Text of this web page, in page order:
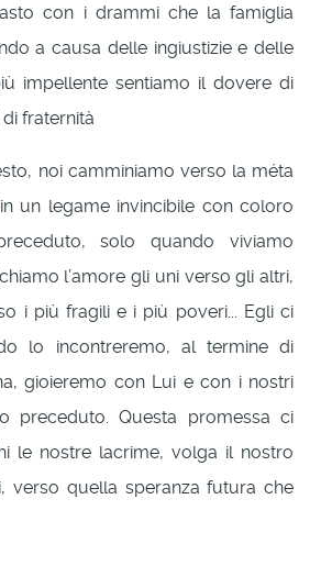
con i drammi che la famiglia
a causa delle ingiustizie e delle
impellente sentiamo il dovere di
fraternità
noi camminiamo verso la méta
un legame invincibile con coloro
solo quando viviamo
l’amore gli uni verso gli altri,
i più fragili e i più poveri... Egli ci
lo incontreremo, al termine di
gioieremo con Lui e con i nostri
preceduto. Questa promessa ci
le nostre lacrime, volga il nostro
verso quella speranza futura che